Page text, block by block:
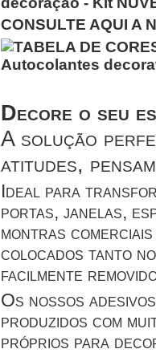
CONSULTE AQUI A
Decore o seu
A solução
atitudes,
Ideal para
portas, janelas,
montras
colocados tanto
facilmente
Os nossos
produzidos com
próprios para